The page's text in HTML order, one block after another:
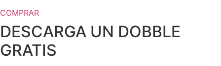
COMPRAR
DESCARGA UN DOBBLE
GRATIS